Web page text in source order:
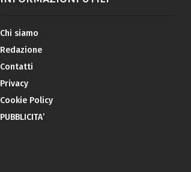
Chi siamo
Redazione
Contatti
Privacy
Cookie Policy
PUBBLICITA’